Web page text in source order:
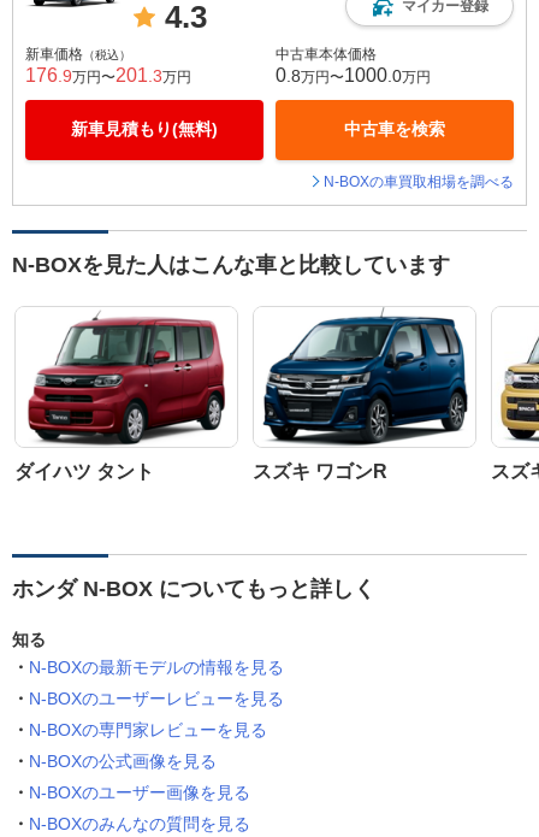
4.3 マイカー登録
新車価格 （税込）
176 .9万円〜201 .3万円
新車見積もり(無料)
中古車本体価格
0 .8万円〜1000 .0万円
中古車を検索
N-BOXの車買取相場を調べる
N-BOXを見た人はこんな車と比較しています
ダイハツ タント スズキ ワゴンR スズ
ホンダ N-BOX についてもっと詳しく
知る
N-BOXの最新モデルの情報を見る
N-BOXのユーザーレビューを見る
N-BOXの専門家レビューを見る
N-BOXの公式画像を見る
N-BOXのユーザー画像を見る
N-BOXのみんなの質問を見る